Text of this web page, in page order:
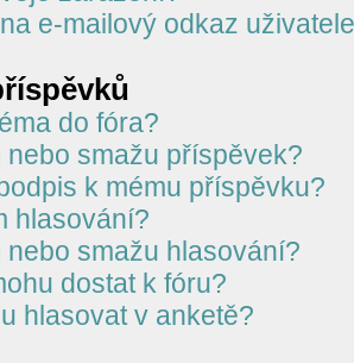
e-mailový odkaz
do fóra?
smažu příspěvek?
k mému příspěvku?
hlasování?
smažu hlasování?
dostat k fóru?
hlasovat v anketě?